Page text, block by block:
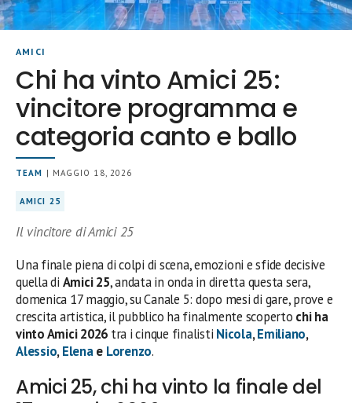
AMICI
Chi ha vinto Amici 25:
vincitore programma e
categoria canto e ballo
TEAM | MAGGIO 18, 2026
AMICI 25
Il vincitore di Amici 25
Una finale piena di colpi di scena, emozioni e sfide decisive
quella di Amici 25, andata in onda in diretta questa sera,
domenica 17 maggio, su Canale 5: dopo mesi di gare, prove e
crescita artistica, il pubblico ha finalmente scoperto chi ha
vinto Amici 2026 tra i cinque finalisti Nicola,Emiliano,
Alessio,Elenae Lorenzo.
Amici 25, chi ha vinto la finale del